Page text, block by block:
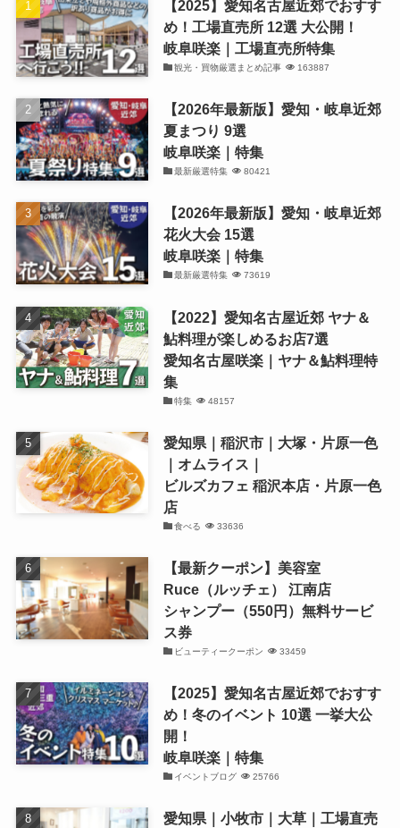
【2025】愛知名古屋近郊でおすす
め！工場直売所 12選 大公開！
岐阜咲楽｜工場直売所特集
観光・買物厳選まとめ記事 163887
【2026年最新版】愛知・岐阜近郊
夏まつり 9選
岐阜咲楽｜特集
最新厳選特集 80421
【2026年最新版】愛知・岐阜近郊
花火大会 15選
岐阜咲楽｜特集
最新厳選特集 73619
【2022】愛知名古屋近郊 ヤナ＆
鮎料理が楽しめるお店7選
愛知名古屋咲楽｜ヤナ＆鮎料理特
集
特集 48157
愛知県｜稲沢市｜大塚・片原一色
｜オムライス｜
ビルズカフェ 稲沢本店・片原一色
店
食べる 33636
【最新クーポン】美容室
Ruce（ルッチェ） 江南店
シャンプー（550円）無料サービ
ス券
ビューティークーポン 33459
【2025】愛知名古屋近郊でおすす
め！冬のイベント 10選 一挙大公
開！
岐阜咲楽｜特集
イベントブログ 25766
愛知県｜小牧市｜大草｜工場直売